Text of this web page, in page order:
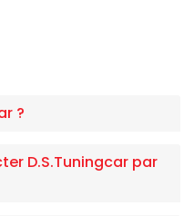
?
D.S.Tuningcar par